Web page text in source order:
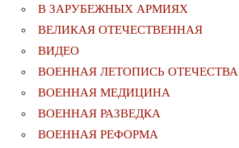
В ЗАРУБЕЖНЫХ АРМИЯХ
ВЕЛИКАЯ ОТЕЧЕСТВЕННАЯ
ВИДЕО
ВОЕННАЯ ЛЕТОПИСЬ ОТЕЧЕСТВА
ВОЕННАЯ МЕДИЦИНА
ВОЕННАЯ РАЗВЕДКА
ВОЕННАЯ РЕФОРМА